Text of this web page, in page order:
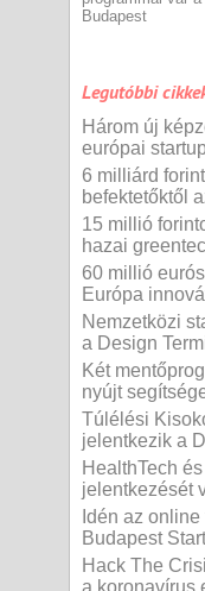
Budapest
Legutóbbi
Három új
európai
6 milliárd
befektetőktől
15 millió
hazai
60 millió
Európa
Nemzetközi
a Design
Két
nyújt
Túlélési
jelentkezik a
HealthTech
jelentkezését
Idén az
Budapest
Hack The
a koronavírus